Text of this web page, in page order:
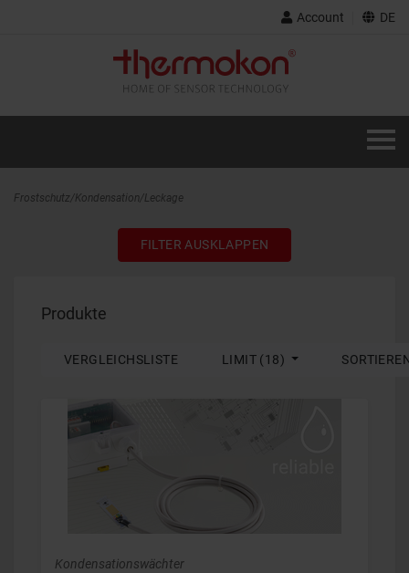
Account DE
Frostschutz/Kondensation/Leckage
FILTER AUSKLAPPEN
Produkte
VERGLEICHSLISTE LIMIT (18)
Kondensationswächter